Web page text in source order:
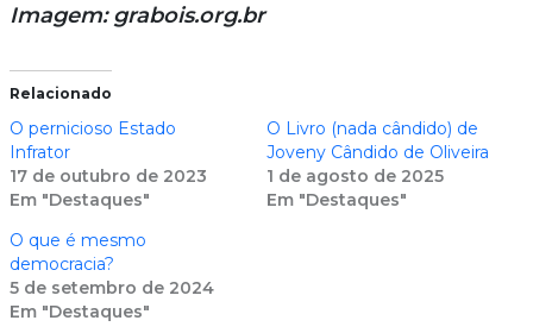
Imagem: grabois.org.br
Relacionado
O pernicioso Estado
Infrator
17 de outubro de 2023
Em "Destaques"
O Livro (nada cândido) de
Joveny Cândido de Oliveira
1 de agosto de 2025
Em "Destaques"
O que é mesmo
democracia?
5 de setembro de 2024
Em "Destaques"